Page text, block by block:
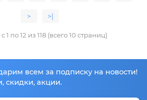
> >|
1 по 12 из 118 (всего 10 страниц)
всем за подписку на новости!
скидки, акции.